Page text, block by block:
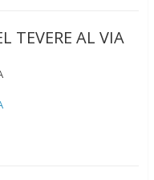
TEVERE AL VIA